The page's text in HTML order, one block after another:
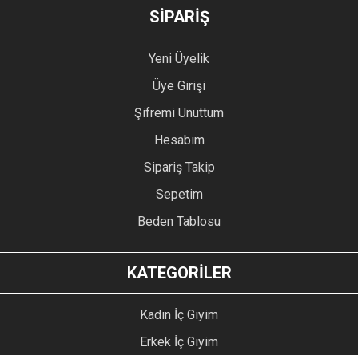
GÖNDER
SİPARİŞ
Yeni Üyelik
Üye Girişi
Şifremi Unuttum
Hesabım
Sipariş Takip
Sepetim
Beden Tablosu
KATEGORİLER
Kadın İç Giyim
Erkek İç Giyim